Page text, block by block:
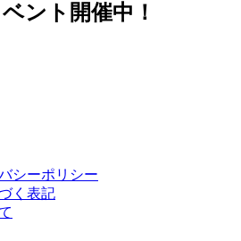
ント開催中！
シーポリシー
く表記